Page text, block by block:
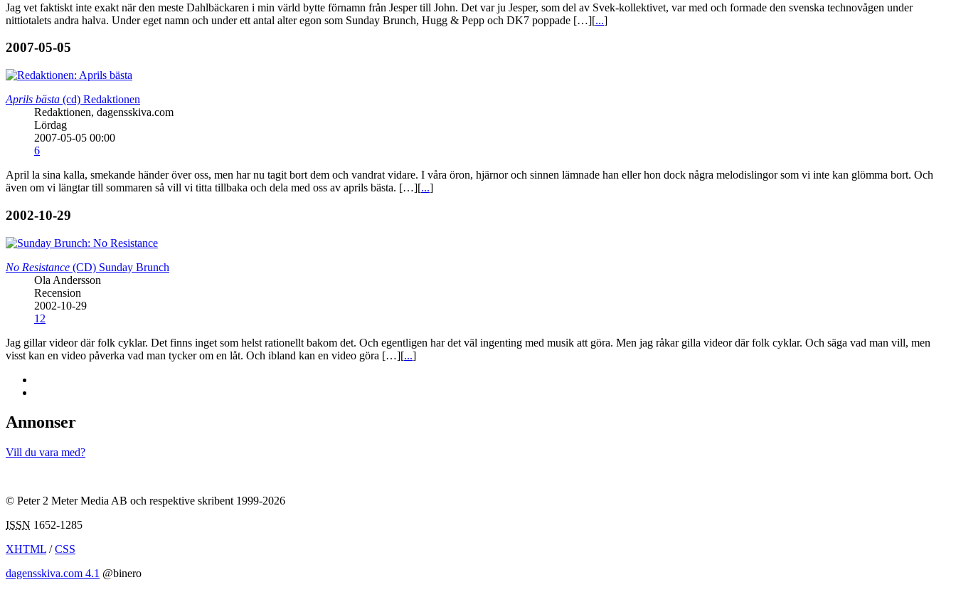
Jag vet faktiskt inte exakt när den meste Dahlbäckaren i min värld bytte förnamn från Jesper till John. Det var ju Jesper, som del av Svek-kollektivet, var med och formade den svenska technovågen under
nittiotalets andra halva. Under eget namn och under ett antal alter egon som Sunday Brunch, Hugg & Pepp och DK7 poppade […][...]
2007-05-05
Aprils bästa (cd) Redaktionen
Redaktionen, dagensskiva.com
Lördag
2007-05-05 00:00
6
April la sina kalla, smekande händer över oss, men har nu tagit bort dem och vandrat vidare. I våra öron, hjärnor och sinnen lämnade han eller hon dock några melodislingor som vi inte kan glömma bort. Och
även om vi längtar till sommaren så vill vi titta tillbaka och dela med oss av aprils bästa. […][...]
2002-10-29
No Resistance (CD) Sunday Brunch
Ola Andersson
Recension
2002-10-29
12
Jag gillar videor där folk cyklar. Det finns inget som helst rationellt bakom det. Och egentligen har det väl ingenting med musik att göra. Men jag råkar gilla videor där folk cyklar. Och säga vad man vill, men
visst kan en video påverka vad man tycker om en låt. Och ibland kan en video göra […][...]
Annonser
Vill du vara med?
© Peter 2 Meter Media AB och respektive skribent 1999-2026
ISSN 1652-1285
XHTML /CSS
dagensskiva.com 4.1 @binero